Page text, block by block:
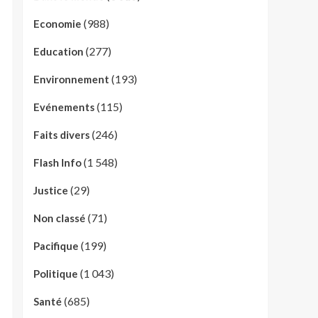
Economie (988)
Education (277)
Environnement (193)
Evénements(115)
Faits divers(246)
Flash Info(1 548)
Justice (29)
Non classé (71)
Pacifique (199)
Politique (1 043)
Santé (685)